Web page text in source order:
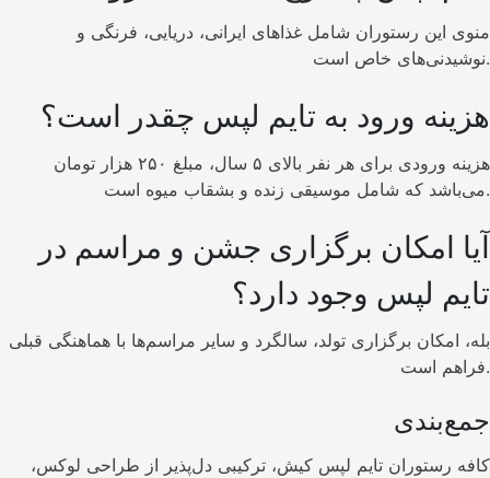
منوی این رستوران شامل غذاهای ایرانی، دریایی، فرنگی و
نوشیدنی‌های خاص است.
هزینه ورود به تایم لپس چقدر است؟
هزینه ورودی برای هر نفر بالای ۵ سال، مبلغ ۲۵۰ هزار تومان
می‌باشد که شامل موسیقی زنده و بشقاب میوه است.
آیا امکان برگزاری جشن و مراسم در
تایم لپس وجود دارد؟
بله، امکان برگزاری تولد، سالگرد و سایر مراسم‌ها با هماهنگی قبلی
فراهم است.
جمع‌بندی
کافه رستوران تایم لپس کیش، ترکیبی دل‌پذیر از طراحی لوکس،